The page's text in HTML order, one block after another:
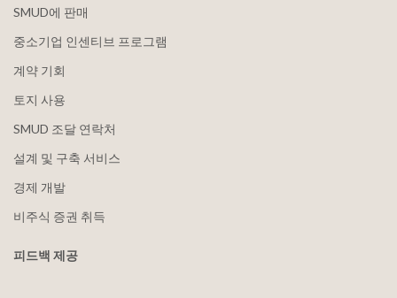
SMUD에 판매
중소기업 인센티브 프로그램
계약 기회
토지 사용
SMUD 조달 연락처
설계 및 구축 서비스
경제 개발
비주식 증권 취득
피드백 제공